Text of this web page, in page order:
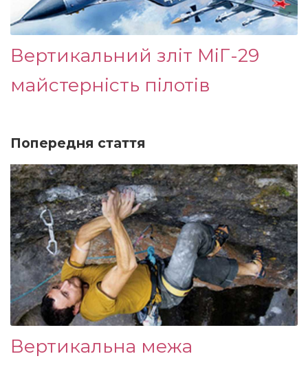
Вертикальний зліт МіГ-29
майстерність пілотів
Попередня стаття
Вертикальна межа